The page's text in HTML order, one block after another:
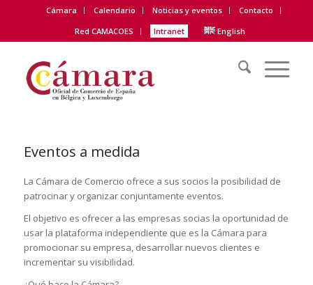
Cámara Calendario Noticias y eventos
Contacto
Red CAMACOES
Intranet English
Eventos a medida
La Cámara de Comercio ofrece a sus socios la posibilidad de
patrocinar y organizar conjuntamente eventos.
El objetivo es ofrecer a las empresas socias la oportunidad de
usar la plataforma independiente que es la Cámara para
promocionar su empresa, desarrollar nuevos clientes e
incrementar su visibilidad.